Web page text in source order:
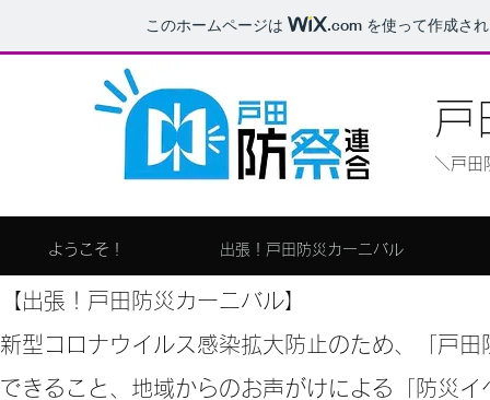
このホームページは .com を使って作成さ
戸
＼戸田
ようこそ！ 出張！戸田防災カーニバル
【出張！戸田防災カーニバル】
新型コロナウイルス感染拡大防止のため、「戸
できること、地域からのお声がけによる「防災